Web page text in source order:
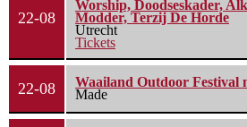
22-08
Worship, Doodseskader,
Modder, Terzij De Horde
Utrecht
Tickets
22-08
Waailand Outdoor Festival
Made